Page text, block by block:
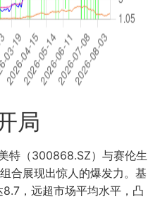
局
特（300868.SZ）与赛伦生
合展现出惊人的爆发力。基
，远超市场平均水平，凸